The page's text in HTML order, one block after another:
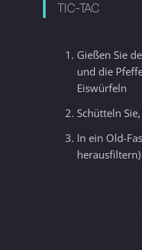
TIC-TAC
Gießen Sie
und die
Eiswürfeln
Schütteln
In ein Old-
herausfiltern)